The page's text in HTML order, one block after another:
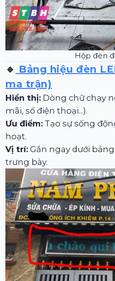
Hộp đèn
🔹 Bảng hiệu đèn
ma trận)
Hiển thị: Dòng chữ chạy
mãi, số điện thoại...).
Ưu điểm: Tạo sự sống
hoạt.
Vị trí: Gắn ngay dưới
trưng bày.